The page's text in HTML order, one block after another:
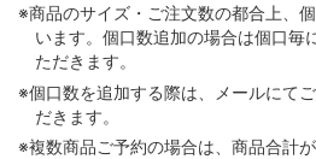
※商品のサイズ・ご注文数の都合上、
います。個口数追加の場合は個口毎
ただきます。
※個口数を追加する際は、メールにて
だきます。
※複数商品ご予約の場合は、商品合計